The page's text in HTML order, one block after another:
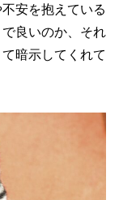
安を抱えている
良いのか、それ
暗示してくれて